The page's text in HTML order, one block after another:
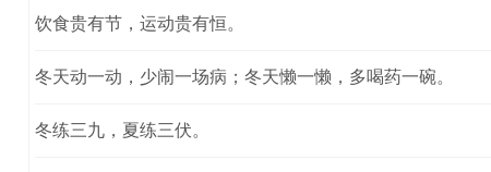
饮食贵有节，运动贵有恒。
冬天动一动，少闹一场病；冬天懒一懒，多喝药一碗。
冬练三九，夏练三伏。